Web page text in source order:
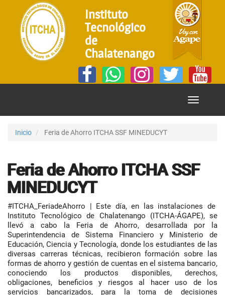
Instituto
Tecnológico
de
Chalatenango
Mostrar
Inicio Feria de Ahorro ITCHA SSF MINEDUCYT
Feria de Ahorro ITCHA SSF
MINEDUCYT
#ITCHA_FeriadeAhorro | Este día, en las instalaciones de
Instituto Tecnológico de Chalatenango (ITCHA-ÁGAPE), se
llevó a cabo la Feria de Ahorro, desarrollada por la
Superintendencia de Sistema Financiero y Ministerio de
Educación, Ciencia y Tecnología, donde los estudiantes de las
diversas carreras técnicas, recibieron formación sobre las
formas de ahorro y gestión de cuentas en el sistema bancario,
conociendo los productos disponibles, derechos,
obligaciones, beneficios y riesgos al hacer uso de los
servicios bancarizados, para la toma de decisiones